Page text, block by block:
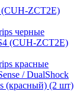
(CUH-ZCT2E)
черные
(CUH-ZCT2E)
красные
/ DualShock
(красный) (2 шт)